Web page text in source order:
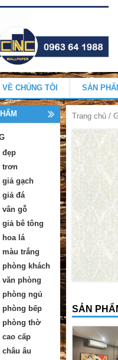
VỀ CHÚNG TÔI SẢN
Trang chủ /
SẢN
đẹp
trơn
gạch
giả đá
vân gỗ
bê tông
hoa lá
trắng
khách
phòng
ngủ
bếp
phòng thờ
cấp
âu